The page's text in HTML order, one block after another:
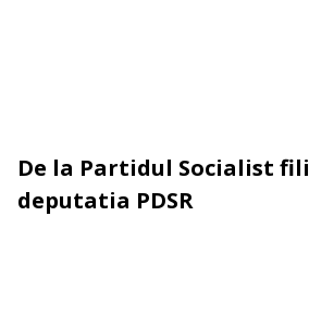
De la Partidul Socialist
deputatia PDSR